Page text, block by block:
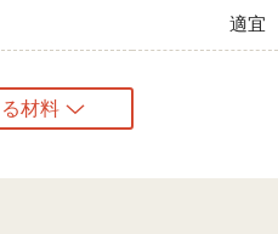
適宜
材料